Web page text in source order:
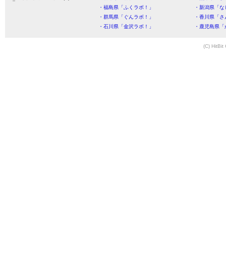
・福島県「ふくラボ！」
・新潟県「
・群馬県「ぐんラボ！」
・香川県「
・石川県「金沢ラボ！」
・鹿児島県
(C) HitBit